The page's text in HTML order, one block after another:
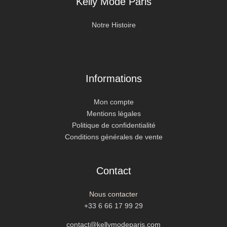
Notre Histoire
Informations
Mon compte
Mentions légales
Politique de confidentialité
Conditions générales de vente
Contact
Nous contacter
+33 6 66 17 99 29
contact@kellymodeparis.com